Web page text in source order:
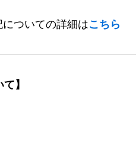
ついての詳細はこちら
】